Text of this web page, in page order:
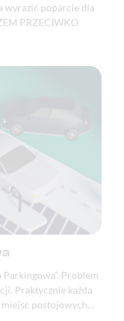
wyrazić poparcie dla
PRZECIWKO
Problem
Praktycznie każda
miejsc postojowych